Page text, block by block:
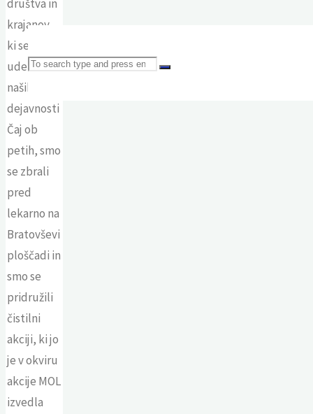
Search
for:
društva in
krajanov,
ki se
udeležujejo
naših
dejavnosti
Čaj ob
petih, smo
se zbrali
pred
lekarno na
Bratovševi
ploščadi in
smo se
pridružili
čistilni
akciji, ki jo
je v okviru
akcije MOL
izvedla